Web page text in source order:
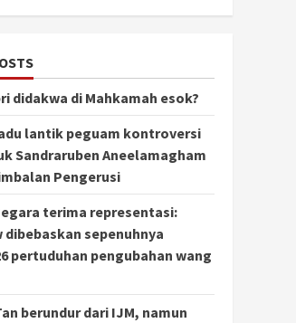
didakwa di Mahkamah esok?
lantik peguam kontroversi
Sandraruben Aneelamagham
Pengerusi
terima representasi:
dibebaskan sepenuhnya
pertuduhan pengubahan wang
berundur dari IJM, namun